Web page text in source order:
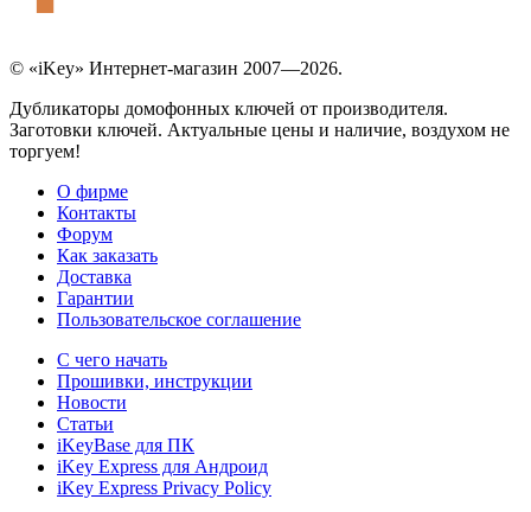
© «iKey» Интернет-магазин 2007—2026.
Дубликаторы домофонных ключей от производителя.
Заготовки ключей. Актуальные цены и наличие, воздухом не
торгуем!
О фирме
Контакты
Форум
Как заказать
Доставка
Гарантии
Пользовательское соглашение
С чего начать
Прошивки, инструкции
Новости
Статьи
iKeyBase для ПК
iKey Express для Андроид
iKey Express Privacy Policy